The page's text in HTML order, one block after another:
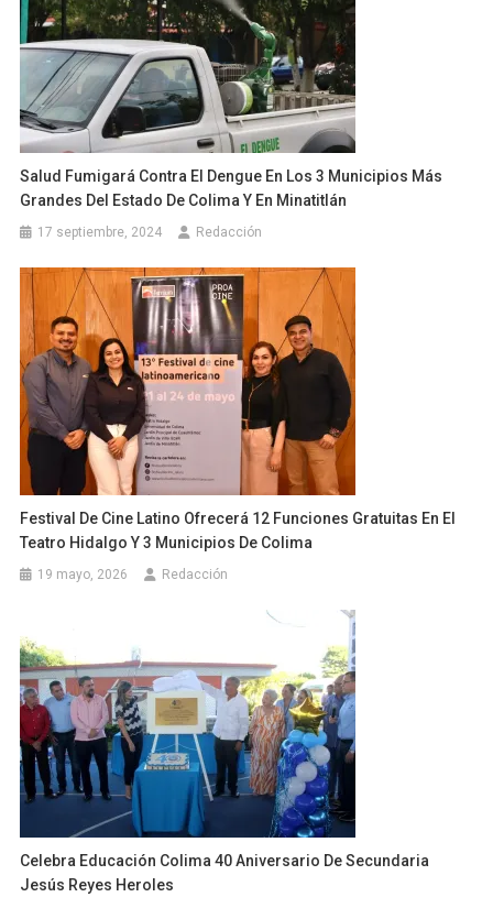
Salud Fumigará Contra El Dengue En Los 3 Municipios Más
Grandes Del Estado De Colima Y En Minatitlán
17 septiembre, 2024 Redacción
Festival De Cine Latino Ofrecerá 12 Funciones Gratuitas En El
Teatro Hidalgo Y 3 Municipios De Colima
19 mayo, 2026 Redacción
Celebra Educación Colima 40 Aniversario De Secundaria
Jesús Reyes Heroles